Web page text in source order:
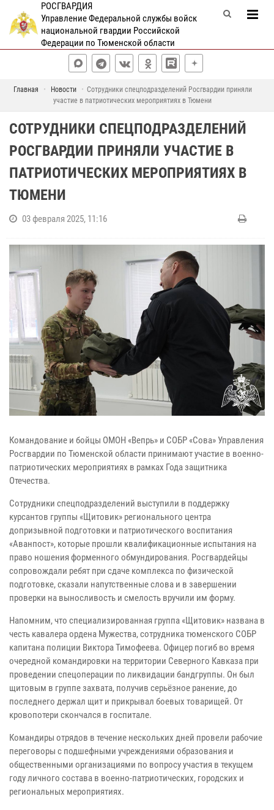
РОСГВАРДИЯ
Управление Федеральной службы войск
национальной гвардии Российской
Федерации по Тюменской области
Главная Новости
Сотрудники спецподразделений Росгвардии приняли
участие в патриотических мероприятиях в Тюмени
СОТРУДНИКИ СПЕЦПОДРАЗДЕЛЕНИЙ
РОСГВАРДИИ ПРИНЯЛИ УЧАСТИЕ В
ПАТРИОТИЧЕСКИХ МЕРОПРИЯТИЯХ В
ТЮМЕНИ
03 февраля 2025, 11:16
Командование и бойцы ОМОН «Вепрь» и СОБР «Сова» Управления
Росгвардии по Тюменской области принимают участие в военно-
патриотических мероприятиях в рамках Года защитника
Отечества.
Сотрудники спецподразделений выступили в поддержку
курсантов группы «Щитовик» регионального центра
допризывной подготовки и патриотического воспитания
«Аванпост», которые прошли квалификационные испытания на
право ношения форменного обмундирования. Росгвардейцы
сопровождали ребят при сдаче комплекса по физической
подготовке, сказали напутственные слова и в завершении
проверки на выносливость и смелость вручили им форму.
Напомним, что специализированная группа «Щитовик» названа в
честь кавалера ордена Мужества, сотрудника тюменского СОБР
капитана полиции Виктора Тимофеева. Офицер погиб во время
очередной командировки на территории Северного Кавказа при
проведении спецоперации по ликвидации бандгруппы. Он был
щитовым в группе захвата, получив серьёзное ранение, до
последнего держал щит и прикрывал боевых товарищей. От
кровопотери скончался в госпитале.
Командиры отрядов в течение нескольких дней провели рабочие
переговоры с подшефными учреждениями образования и
общественными организациями по вопросу участия в текущем
году личного состава в военно-патриотических, городских и
региональных мероприятиях.